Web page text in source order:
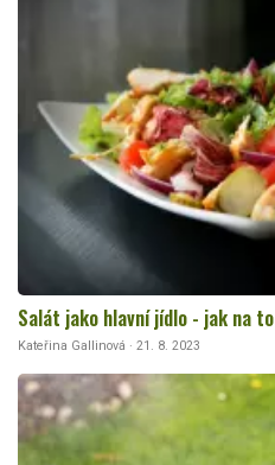
Salát jako hlavní jídlo - jak na to
Kateřina Gallinová · 21. 8. 2023